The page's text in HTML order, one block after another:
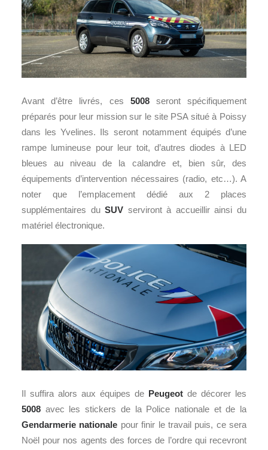
Avant d’être livrés, ces 5008seront spécifiquement
préparés pour leur mission sur le site PSA situé à Poissy
dans les Yvelines. Ils seront notamment équipés d’une
rampe lumineuse pour leur toit, d’autres diodes à LED
bleues au niveau de la calandre et, bien sûr, des
équipements d’intervention nécessaires (radio, etc…). A
noter que l’emplacement dédié aux 2 places
supplémentaires duSUV serviront à accueillir ainsi du
matériel électronique.
Il suffira alors aux équipes de Peugeot de décorer les
5008 avec les stickers de la Police nationale et de la
Gendarmerie nationale pour finir le travail puis, ce sera
Noël pour nos agents des forces de l’ordre qui recevront